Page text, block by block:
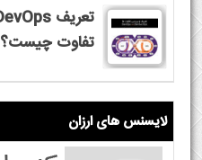
تفاوت چیست؟
لایسنس های ارزان